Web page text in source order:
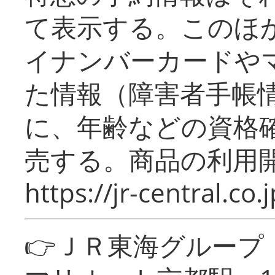
て表示する。このほ
イナンバーカードや
た情報（障害者手帳
に、年齢などの資格
売する。商品の利用
https://jr-
👉ＪＲ東海グルー